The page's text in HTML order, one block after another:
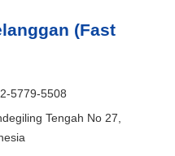
(Fast
5779-5508
Tengah No 27,